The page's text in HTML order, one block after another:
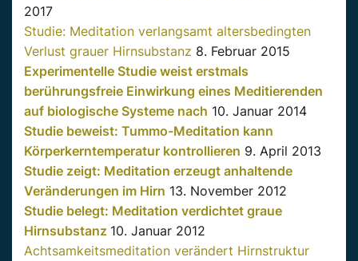
2017
Studie: Meditation verlangsamt altersbedingten
Verlust grauer Hirnsubstanz 8. Februar 2015
Experimentelle Studie weist erstmals
berührungsfreie Einwirkung eines Meditierenden
auf biologische Systeme nach 10. Januar 2014
Studie beweist: Tummo-Meditation kann
Körperkerntemperatur kontrollieren 9. April 2013
Studie zeigt: Meditation erzeugt anhaltende
Veränderungen im Hirn 13. November 2012
Studie belegt: Meditation verdichtet graue
Hirnsubstanz 10. Januar 2012
Achtsamkeitsmeditation verändert Hirnstruktur